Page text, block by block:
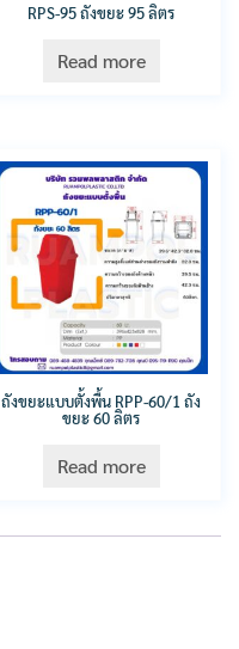
RPS-95 ถังขยะ 95 ลิตร
Read more
ถังขยะแบบตั้งพื้น RPP-60/1 ถัง
ขยะ 60 ลิตร
Read more